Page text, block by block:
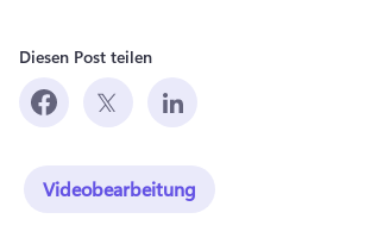
Diesen Post teilen
Videobearbeitung